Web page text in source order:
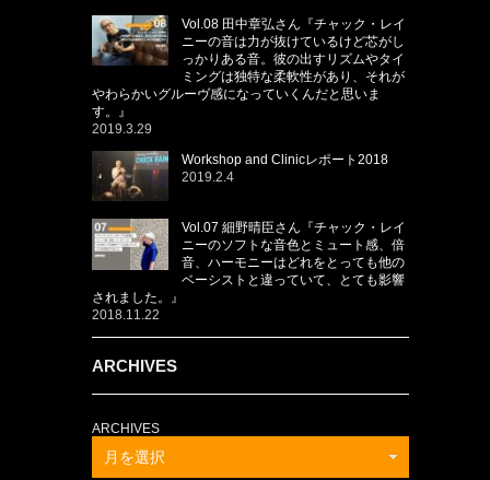
Vol.08 田中章弘さん『チャック・レイ
ニーの音は力が抜けているけど芯がし
っかりある音。彼の出すリズムやタイ
ミングは独特な柔軟性があり、それが
やわらかいグルーヴ感になっていくんだと思いま
す。』
2019.3.29
Workshop and Clinicレポート2018
2019.2.4
Vol.07 細野晴臣さん『チャック・レイ
ニーのソフトな音色とミュート感、倍
音、ハーモニーはどれをとっても他の
ベーシストと違っていて、とても影響
されました。』
2018.11.22
ARCHIVES
ARCHIVES
月を選択